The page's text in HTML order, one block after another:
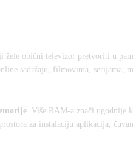
žele obični televizor pretvoriti u
sadržaju, filmovima, serijama,
. Više RAM-a znači ugodnije
za instalaciju aplikacija,